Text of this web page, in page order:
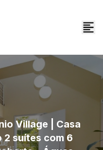
Village | Casa
2 suítes com 6